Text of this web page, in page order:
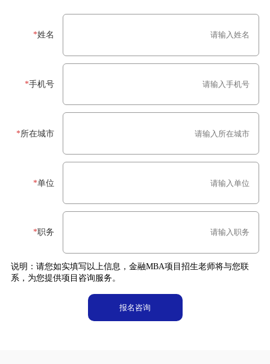
*姓名
*手机号
*所在城市
*单位
*职务
说明：请您如实填写以上信息，金融MBA项目招生老师将与您联
系，为您提供项目咨询服务。